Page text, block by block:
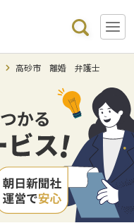
高砂市 離婚 弁護士